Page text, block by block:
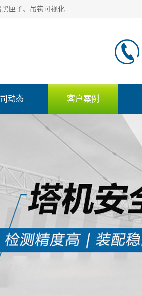
安徽赛芙智能科技有限公司是一家主营智慧化工地解决方案的企业，主营产品有：塔机安全监测系统、塔吊黑匣子、吊钩可视化、吊钩可视化系统、塔机安全监控系统、塔机黑匣子等。创建至今始终关注用户需求，为用户提供有的产品和服务。
动态 客户案例